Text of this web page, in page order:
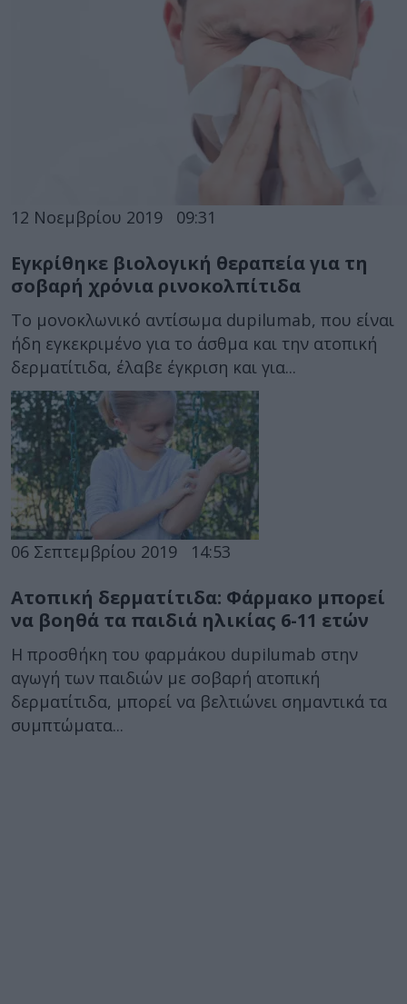
12 Νοεμβρίου 2019 09:31
Εγκρίθηκε βιολογική θεραπεία για τη
σοβαρή χρόνια ρινοκολπίτιδα
Το μονοκλωνικό αντίσωμα dupilumab, που είναι
ήδη εγκεκριμένο για το άσθμα και την ατοπική
δερματίτιδα, έλαβε έγκριση και για...
06 Σεπτεμβρίου 2019 14:53
Ατοπική δερματίτιδα: Φάρμακο μπορεί
να βοηθά τα παιδιά ηλικίας 6-11 ετών
Η προσθήκη του φαρμάκου dupilumab στην
αγωγή των παιδιών με σοβαρή ατοπική
δερματίτιδα, μπορεί να βελτιώνει σημαντικά τα
συμπτώματα...